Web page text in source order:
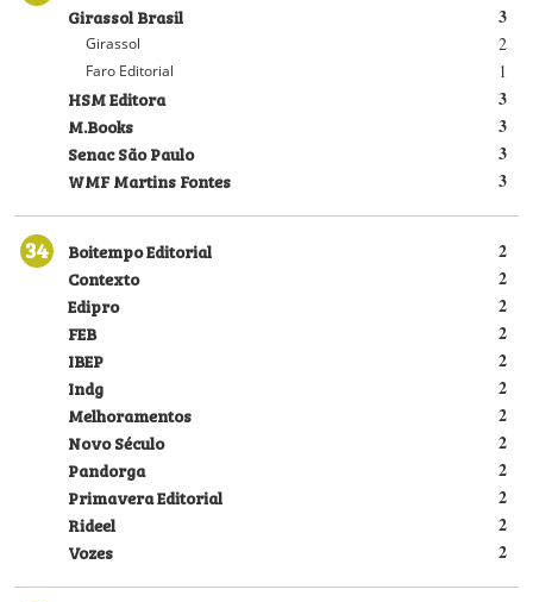
3
Girassol Brasil
2
Girassol
1
Faro Editorial
3
HSM Editora
3
M.Books
3
Senac São Paulo
3
WMF Martins Fontes
34 2
Boitempo Editorial
2
Contexto
2
Edipro
2
FEB
2
IBEP
2
Indg
2
Melhoramentos
2
Novo Século
2
Pandorga
2
Primavera Editorial
2
Rideel
2
Vozes